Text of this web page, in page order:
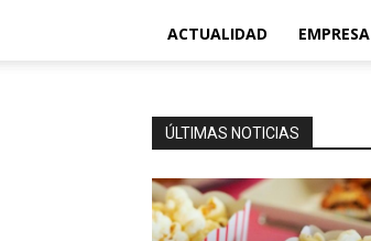
ACTUALIDAD EMPRESA
ÚLTIMAS NOTICIAS